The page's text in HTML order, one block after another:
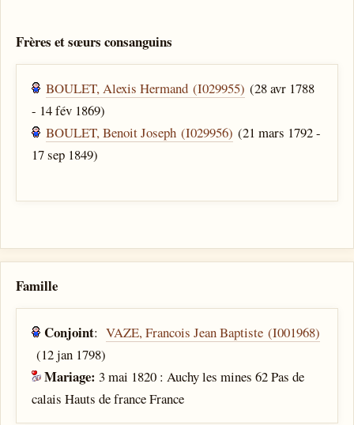
Frères et sœurs consanguins
BOULET, Alexis Hermand (I029955) (28 avr 1788
- 14 fév 1869)
BOULET, Benoit Joseph (I029956) (21 mars 1792 -
17 sep 1849)
Famille
Conjoint:VAZE, Francois Jean Baptiste (I001968)
(12 jan 1798)
Mariage:3 mai 1820 : Auchy les mines 62 Pas de
calais Hauts de france France